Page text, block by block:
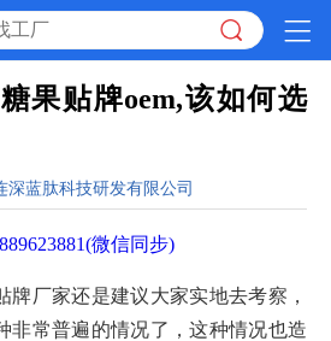
果贴牌oem,该如何选
深蓝肽科技研发有限公司
微信同步)
牌厂家还是建议大家实地去考察，
非常普遍的情况了，这种情况也造